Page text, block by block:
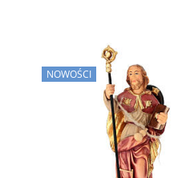
NOWOŚCI